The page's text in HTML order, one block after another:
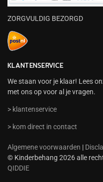
ZORGVULDIG BEZORGD
KLANTENSERVICE
We staan voor je klaar! Lees
met ons op voor al je vragen.
> klantenservice
> kom direct in contact
Algemene voorwaarden |
© Kinderbehang 2026 alle
QIDDIE